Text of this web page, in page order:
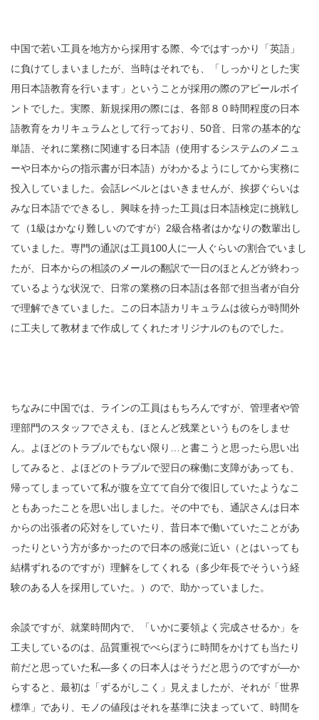
中国で若い工員を地方から採用する際、今ではすっかり「英語」
に負けてしまいましたが、当時はそれでも、「しっかりとした実
用日本語教育を行います」ということが採用の際のアピールポイ
ントでした。実際、新規採用の際には、各部８０時間程度の日本
語教育をカリキュラムとして行っており、50音、日常の基本的な
単語、それに業務に関連する日本語（使用するシステムのメニュ
ーや日本からの指示書が日本語）がわかるようにしてから実務に
投入していました。会話レベルとはいきませんが、挨拶ぐらいは
みな日本語でできるし、興味を持った工員は日本語検定に挑戦し
て（1級はかなり難しいのですが）2級合格者はかなりの数輩出し
ていました。専門の通訳は工員100人に一人ぐらいの割合でいまし
たが、日本からの相談のメールの翻訳で一日のほとんどが終わっ
ているような状況で、日常の業務の日本語は各部で担当者が自分
で理解できていました。この日本語カリキュラムは彼らが時間外
に工夫して教材まで作成してくれたオリジナルのものでした。
ちなみに中国では、ラインの工員はもちろんですが、管理者や管
理部門のスタッフでさえも、ほとんど残業というものをしませ
ん。よほどのトラブルでもない限り…と書こうと思ったら思い出
してみると、よほどのトラブルで翌日の稼働に支障があっても、
帰ってしまっていて私が腹を立てて自分で復旧していたようなこ
ともあったことを思い出しました。 その中でも、 通訳さんは日本
からの出張者の応対をしていたり、昔日本で働いていたことがあ
ったりという方が多かったので日本の感覚に近い（とはいっても
結構ずれるのですが）理解をしてくれる（多少年長でそういう経
験のある人を採用していた。）ので、助かっていました。
余談ですが、就業時間内で、「いかに要領よく完成させるか」を
工夫しているのは、品質重視でべらぼうに時間をかけても当たり
前だと思っていた私―多くの日本人はそうだと思うのですが―か
らすると、最初は「ずるがしこく」見えましたが、それが「世界
標準」であり、モノの値段はそれを基準に決まっていて、時間を